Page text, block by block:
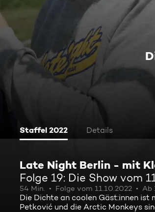
Staffel 2022 Details
Late Night Berlin - mit
Folge 19: Die Show vom
54 Min. Folge vom 11.10.2022 Ab
Die Dichte an coolen Gäst:innen
Petković und die Arctic Monkeys